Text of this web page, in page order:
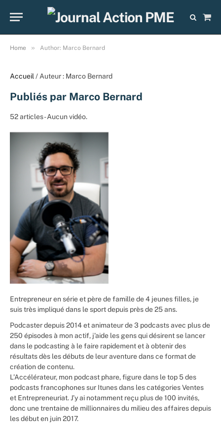
Cart
Home » Author: Marco Bernard
Accueil / Auteur : Marco Bernard
Publiés par Marco Bernard
52 articles - Aucun vidéo.
Entrepreneur en série et père de famille de 4 jeunes filles, je
suis très impliqué dans le sport depuis près de 25 ans.
Podcaster depuis 2014 et animateur de 3 podcasts avec plus de
250 épisodes à mon actif, j’aide les gens qui désirent se lancer
dans le podcasting à le faire rapidement et à obtenir des
résultats dès les débuts de leur aventure dans ce format de
création de contenu.
L’Accélérateur, mon podcast phare, figure dans le top 5 des
podcasts francophones sur Itunes dans les catégories Ventes
et Entrepreneuriat. J’y ai notamment reçu plus de 100 invités,
donc une trentaine de millionnaires du milieu des affaires depuis
les début en juin 2017.